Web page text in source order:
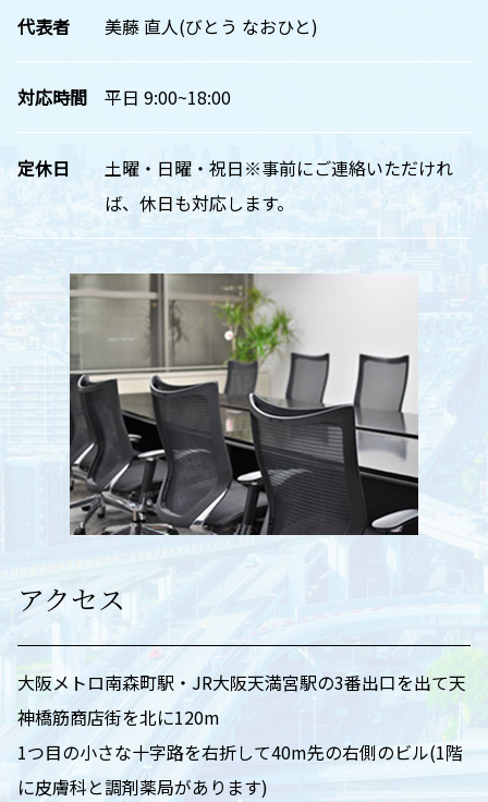
代表者 美藤 直人(びとう なおひと)
対応時間 平日 9:00~18:00
定休日
土曜・日曜・祝日※事前にご連絡いただけれ
ば、休日も対応します。
アクセス
大阪メトロ南森町駅・JR大阪天満宮駅の3番出口を出て天
神橋筋商店街を北に120m
1つ目の小さな十字路を右折して40m先の右側のビル(1階
に皮膚科と調剤薬局があります)